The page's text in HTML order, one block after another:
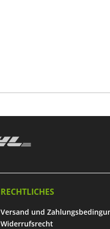
RECHTLICHES
Versand und
Widerrufsrecht